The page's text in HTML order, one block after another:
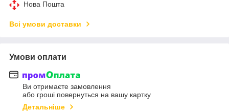
Нова Пошта
Всі умови доставки
Умови оплати
Ви отримаєте замовлення
або гроші повернуться на вашу картку
Детальніше